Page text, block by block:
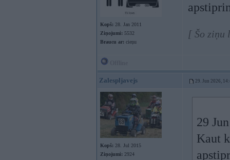
Kopš: 28. Jan 2011
Ziņojumi: 5532
Braucu ar: cieņu
[ Šo ziņu
Zalespljavejs 29. Jun 2026,
Kopš: 28. Jul 2015
Ziņojumi: 2924
29
Kaut